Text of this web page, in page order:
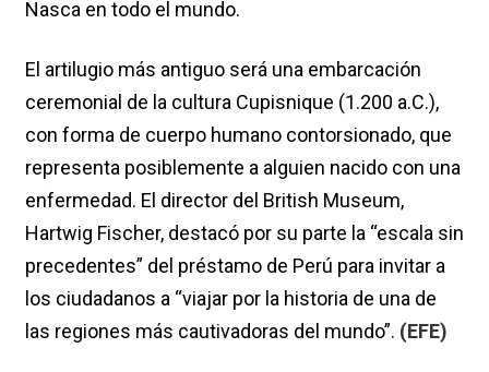
Nasca en todo el mundo.
El artilugio más antiguo será una embarcación
ceremonial de la cultura Cupisnique (1.200 a.C.),
con forma de cuerpo humano contorsionado, que
representa posiblemente a alguien nacido con una
enfermedad. El director del British Museum,
Hartwig Fischer, destacó por su parte la “escala sin
precedentes” del préstamo de Perú para invitar a
los ciudadanos a “viajar por la historia de una de
las regiones más cautivadoras del mundo”. (EFE)